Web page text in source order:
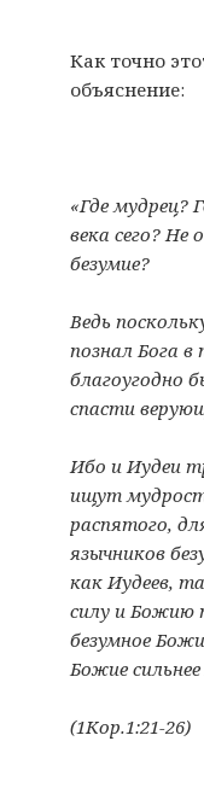
Как точно
объяснение:
«Где мудрец?
века сего?
безумие?
Ведь
познал Бога
благоугодно
спасти
Ибо и Иудеи
ищут
распятого,
язычников
как Иудеев,
силу и Божию
безумное
Божие
(1Кор.1:21-26)